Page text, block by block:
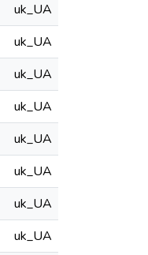
uk_UA
uk_UA
uk_UA
uk_UA
uk_UA
uk_UA
uk_UA
uk_UA